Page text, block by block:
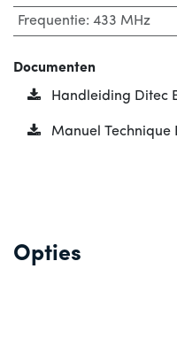
Frequentie: 433 MHz
Documenten
Handleiding Ditec
Manuel Technique
Opties